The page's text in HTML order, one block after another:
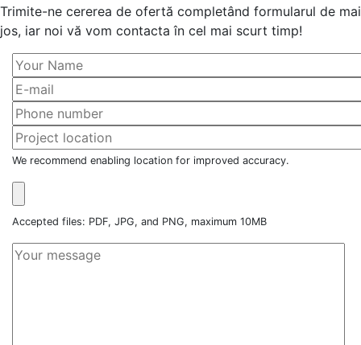
Trimite-ne cererea de ofertă completând formularul de mai
jos, iar noi vă vom contacta în cel mai scurt timp!
We recommend enabling location for improved accuracy.
Accepted files: PDF, JPG, and PNG, maximum 10MB